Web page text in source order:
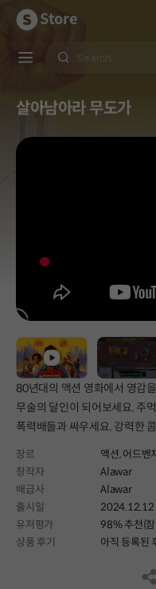
Store
살아남아라 무도가
80년대의 액션 영화에서 영감
무술의 달인이 되어보세요. 주
폭력배들과 싸우세요. 강력한
장르 액션,어드벤
창작자
Alawar
배급사
Alawar
출시일
2024.12.12
유저평가
98% 추천(
상품 후기
아직 등록된